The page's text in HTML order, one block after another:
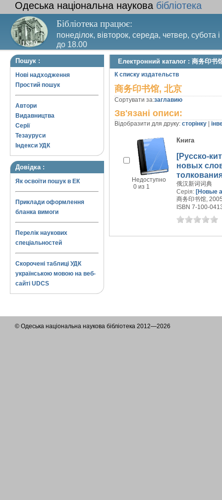
Одеська національна наукова бібліотека
Бібліотека працює:
понеділок, вівторок, середа, четвер, субота
до 18.00
Вихідний день – п’ятниця. Останній четвер
Пошук :
Нові надходження
Простий пошук
Автори
Видавництва
Серії
Тезауруси
Індекси УДК
Довідка :
Як освоїти пошук в ЕК
Приклади оформлення
бланка вимоги
Перелік наукових
спеціальностей
Скорочені таблиці УДК
українською мовою на веб-
сайті UDCS
Електронний каталог : 商务印书
К списку издательств
商务印书馆, 北京
Сортувати за:заглавию
Зв'язані описи:
Відобразити для друку: сторінку
Недоступно
0 из 1
Книга
[Русско-
новых
俄汉新词词典
Серія: [Новые
商务印书馆,
ISBN 7-100-
© Одеська національна наукова бібліотека 2012—2026